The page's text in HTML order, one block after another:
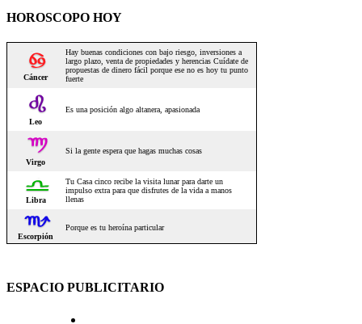
HOROSCOPO HOY
ESPACIO PUBLICITARIO